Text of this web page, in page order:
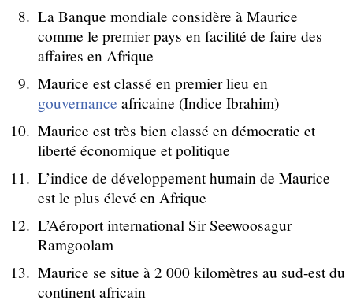
La Banque mondiale considère à Maurice
comme le premier pays en facilité de faire des
affaires en Afrique
Maurice est classé en premier lieu en
gouvernance africaine (Indice Ibrahim)
Maurice est très bien classé en démocratie et
liberté économique et politique
L’indice de développement humain de Maurice
est le plus élevé en Afrique
L’Aéroport international Sir Seewoosagur
Ramgoolam
Maurice se situe à 2 000 kilomètres au sud-est du
continent africain